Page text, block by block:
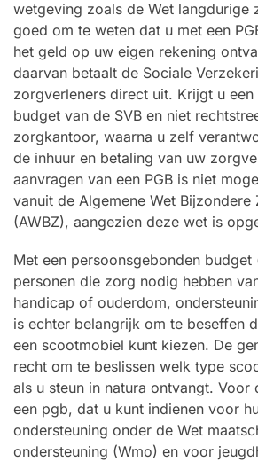
wetgeving zoals de Wet langdurige
goed om te weten dat u met een
het geld op uw eigen rekening
daarvan betaalt de Sociale
zorgverleners direct uit. Krijgt u een
budget van de SVB en niet
zorgkantoor, waarna u zelf
de inhuur en betaling van uw
aanvragen van een PGB is niet
vanuit de Algemene Wet Bijzondere
(AWBZ), aangezien deze wet is
Met een persoonsgebonden budget
personen die zorg nodig hebben
handicap of ouderdom,
is echter belangrijk om te beseffen
een scootmobiel kunt kiezen. De
recht om te beslissen welk type
als u steun in natura ontvangt. Voor
een pgb, dat u kunt indienen voor
ondersteuning onder de Wet
ondersteuning (Wmo) en voor